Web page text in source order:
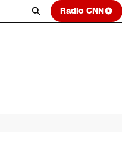
Radio CNN